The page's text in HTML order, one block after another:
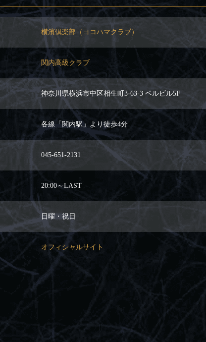
横濱倶楽部（ヨコハマクラブ）
関内高級クラブ
神奈川県横浜市中区相生町3-63-3 ベルビル5F
各線「関内駅」より徒歩4分
045-651-2131
20:00～LAST
日曜・祝日
オフィシャルサイト